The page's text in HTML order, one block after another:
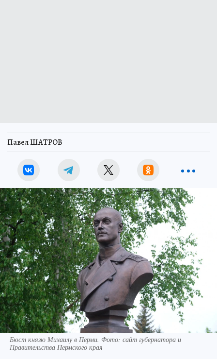
Павел ШАТРОВ
Бюст князю Михаилу в Перми. Фото: сайт губернатора и
Правительства Пермского края